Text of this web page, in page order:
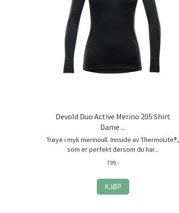
Devold Duo Active Merino 205 Shirt
Dame ...
Trøye i myk merinoull. Innside av ThermoLite®,
som er perfekt dersom du har...
799,-
KJØP